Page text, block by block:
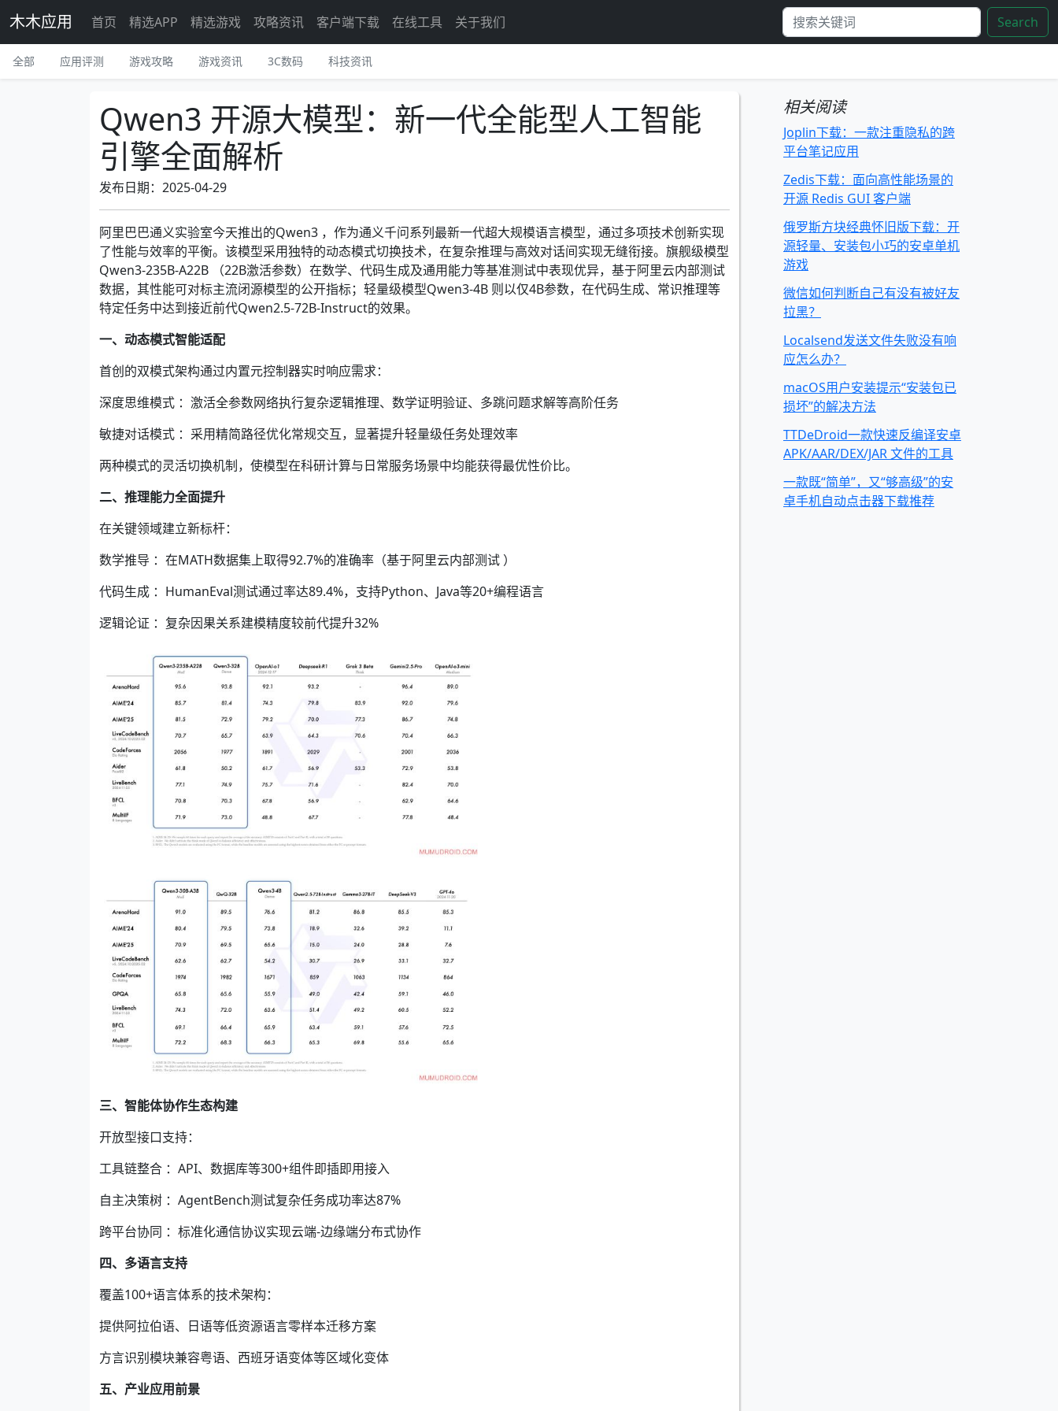
木木应用 首页 精选APP 精选游戏 攻略资讯 客户端下载 在线工具 关于我们 Search
全部 应用评测 游戏攻略 游戏资讯 3C数码 科技资讯
Qwen3 开源大模型：新一代全能型人工智能
引擎全面解析
发布日期：2025-04-29
阿里巴巴通义实验室今天推出的Qwen3 ，作为通义千问系列最新一代超大规模语言模型，通过多项技术创新实现
了性能与效率的平衡。该模型采用独特的动态模式切换技术，在复杂推理与高效对话间实现无缝衔接。旗舰级模型
Qwen3-235B-A22B （22B激活参数）在数学、代码生成及通用能力等基准测试中表现优异，基于阿里云内部测试
数据，其性能可对标主流闭源模型的公开指标；轻量级模型Qwen3-4B 则以仅4B参数，在代码生成、常识推理等
特定任务中达到接近前代Qwen2.5-72B-Instruct的效果。
一、动态模式智能适配
首创的双模式架构通过内置元控制器实时响应需求：
深度思维模式 ：激活全参数网络执行复杂逻辑推理、数学证明验证、多跳问题求解等高阶任务
敏捷对话模式 ：采用精简路径优化常规交互，显著提升轻量级任务处理效率
两种模式的灵活切换机制，使模型在科研计算与日常服务场景中均能获得最优性价比。
二、推理能力全面提升
在关键领域建立新标杆：
数学推导 ：在MATH数据集上取得92.7%的准确率（基于阿里云内部测试 ）
代码生成 ：HumanEval测试通过率达89.4%，支持Python、Java等20+编程语言
逻辑论证 ：复杂因果关系建模精度较前代提升32%
三、智能体协作生态构建
开放型接口支持：
工具链整合 ：API、数据库等300+组件即插即用接入
自主决策树 ：AgentBench测试复杂任务成功率达87%
跨平台协同 ：标准化通信协议实现云端-边缘端分布式协作
四、多语言支持
覆盖100+语言体系的技术架构：
提供阿拉伯语、日语等低资源语言零样本迁移方案
方言识别模块兼容粤语、西班牙语变体等区域化变体
五、产业应用前景
相关阅读
Joplin下载：一款注重隐私的跨
平台笔记应用
Zedis下载：面向高性能场景的
开源 Redis GUI 客户端
俄罗斯方块经典怀旧版下载：开
源轻量、安装包小巧的安卓单机
游戏
微信如何判断自己有没有被好友
拉黑？
Localsend发送文件失败没有响
应怎么办？
macOS用户安装提示“安装包已
损坏”的解决方法
TTDeDroid一款快速反编译安卓
APK/AAR/DEX/JAR 文件的工具
一款既“简单”，又“够高级”的安
卓手机自动点击器下载推荐